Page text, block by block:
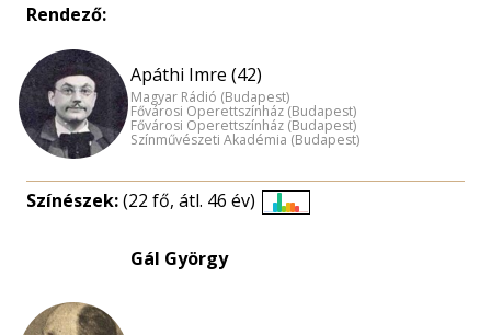
Rendező:
Apáthi Imre (42)
Magyar Rádió (Budapest)
Fővárosi Operettszínház (Budapest)
Fővárosi Operettszínház (Budapest)
Színművészeti Akadémia (Budapest)
Színészek:(22 fő, átl. 46 év)
Gál György